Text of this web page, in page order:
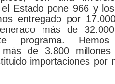
Estado pone 966 y
entregado por
más de
programa. Hemos
más de 3.800
importaciones por